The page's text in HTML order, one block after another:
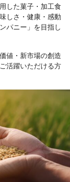
した菓子・加工食
しさ・健康・感動
パニー」を目指し
値・新市場の創造
活躍いただける方